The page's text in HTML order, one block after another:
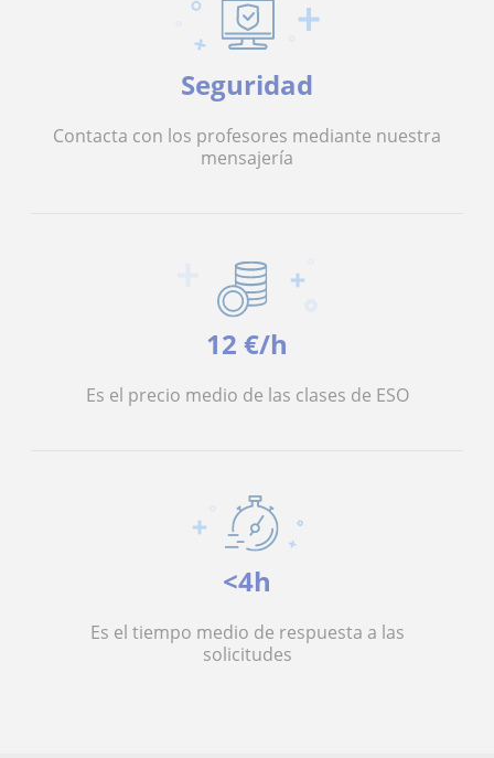
Seguridad
Contacta con los profesores mediante nuestra
mensajería
12 €/h
Es el precio medio de las clases de ESO
<4h
Es el tiempo medio de respuesta a las
solicitudes